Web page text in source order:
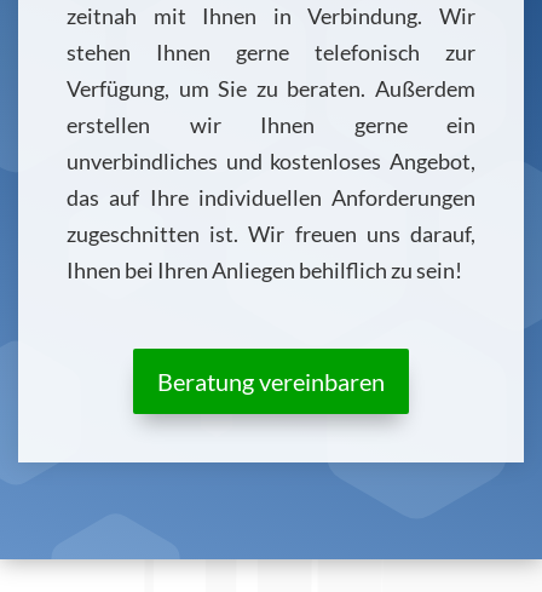
zeitnah mit Ihnen in Verbindung. Wir
stehen Ihnen gerne telefonisch zur
Verfügung, um Sie zu beraten. Außerdem
erstellen wir Ihnen gerne ein
unverbindliches und kostenloses Angebot,
das auf Ihre individuellen Anforderungen
zugeschnitten ist. Wir freuen uns darauf,
Ihnen bei Ihren Anliegen behilflich zu sein!
Beratung vereinbaren